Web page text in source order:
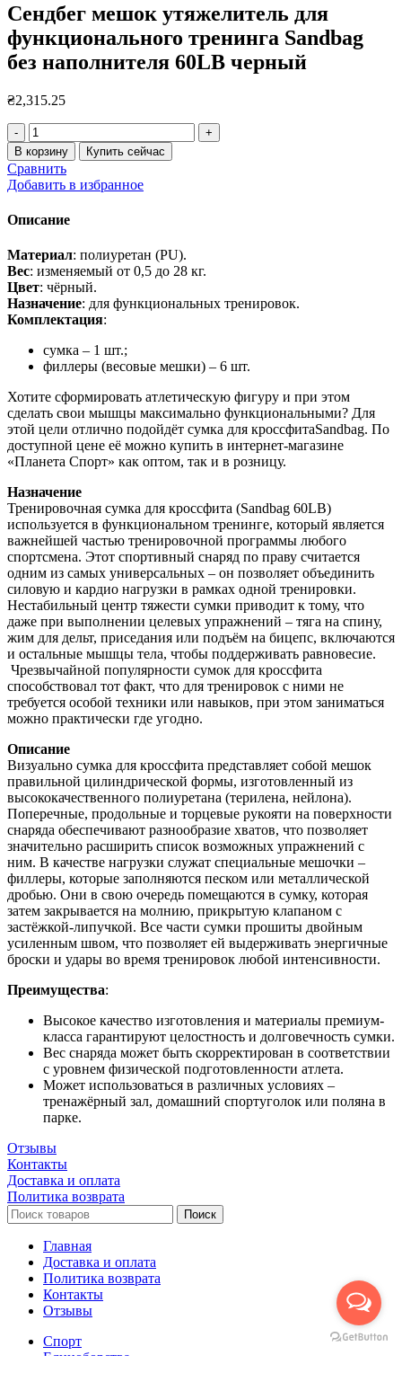
Сендбег мешок утяжелитель для
функционального тренинга Sandbag
без наполнителя 60LB черный
₴2,315.25
Количество
товара
Сендбег
мешок
утяжелитель
функционального
Sandbag
без
наполнителя
60LB
черный
В корзину Купить сейчас
Сравнить
Добавить в избранное
Описание
Материал: полиуретан (PU).
Вес: изменяемый от 0,5 до 28 кг.
Цвет: чёрный.
Назначение: для функциональных тренировок.
Комплектация:
сумка – 1 шт.;
филлеры (весовые мешки) – 6 шт.
Хотите сформировать атлетическую фигуру и при этом
сделать свои мышцы максимально функциональными? Для
этой цели отлично подойдёт сумка для кроссфитаSandbag. По
доступной цене её можно купить в интернет-магазине
«Планета Спорт» как оптом, так и в розницу.
Назначение
Тренировочная сумка для кроссфита (Sandbag 60LB)
используется в функциональном тренинге, который является
важнейшей частью тренировочной программы любого
спортсмена. Этот спортивный снаряд по праву считается
одним из самых универсальных – он позволяет объединить
силовую и кардио нагрузки в рамках одной тренировки.
Нестабильный центр тяжести сумки приводит к тому, что
даже при выполнении целевых упражнений – тяга на спину,
жим для дельт, приседания или подъём на бицепс, включаются
и остальные мышцы тела, чтобы поддерживать равновесие.
Чрезвычайной популярности сумок для кроссфита
способствовал тот факт, что для тренировок с ними не
требуется особой техники или навыков, при этом заниматься
можно практически где угодно.
Описание
Визуально сумка для кроссфита представляет собой мешок
правильной цилиндрической формы, изготовленный из
высококачественного полиуретана (терилена, нейлона).
Поперечные, продольные и торцевые рукояти на поверхности
снаряда обеспечивают разнообразие хватов, что позволяет
значительно расширить список возможных упражнений с
ним. В качестве нагрузки служат специальные мешочки –
филлеры, которые заполняются песком или металлической
дробью. Они в свою очередь помещаются в сумку, которая
затем закрывается на молнию, прикрытую клапаном с
застёжкой-липучкой. Все части сумки прошиты двойным
усиленным швом, что позволяет ей выдерживать энергичные
броски и удары во время тренировок любой интенсивности.
Преимущества:
Высокое качество изготовления и материалы премиум-
класса гарантируют целостность и долговечность сумки.
Вес снаряда может быть скорректирован в соответствии
с уровнем физической подготовленности атлета.
Может использоваться в различных условиях –
тренажёрный зал, домашний спортуголок или поляна в
парке.
Отзывы
Контакты
Доставка и оплата
Политика возврата
Поиск
Главная
Доставка и оплата
Политика возврата
Контакты
Отзывы
Спорт
Единоборства